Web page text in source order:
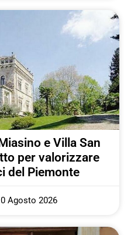
e Villa San
per valorizzare
del Piemonte
Agosto 2026